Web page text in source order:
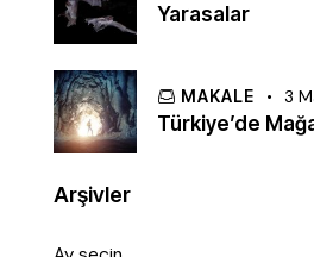
Yarasalar
MAKALE 3
Türkiye’de
Arşivler